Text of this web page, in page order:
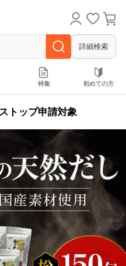
詳細検索
特集 初めての方
トップ申請対象